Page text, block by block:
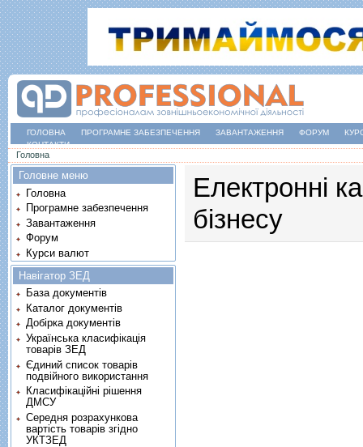
ГОЛОВНА ПРОГРАМНЕ ЗАБЕЗПЕЧЕННЯ ЗАВАНТАЖЕННЯ ФОРУМ
КОНТАКТИ
Ви є тут
Головна
Електронні
бізнесу
Головне меню
Головна
Програмне забезпечення
Завантаження
Форум
Курси валют
Навігатор ЗЕД
База документів
Каталог документів
Добірка документів
Українська класифікація
товарів ЗЕД
Єдиний список товарів
подвійного використання
Класифікаційні рішення
ДМСУ
Середня розрахункова
вартість товарів згідно
УКТЗЕД